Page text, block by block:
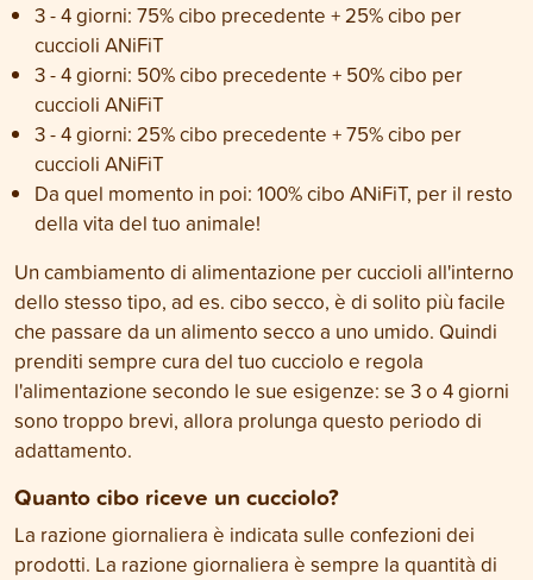
3 - 4 giorni: 75% cibo precedente + 25% cibo per
cuccioli ANiFiT
3 - 4 giorni: 50% cibo precedente + 50% cibo per
cuccioli ANiFiT
3 - 4 giorni: 25% cibo precedente + 75% cibo per
cuccioli ANiFiT
Da quel momento in poi: 100% cibo ANiFiT, per il resto
della vita del tuo animale!
Un cambiamento di alimentazione per cuccioli all'interno
dello stesso tipo, ad es. cibo secco, è di solito più facile
che passare da un alimento secco a uno umido. Quindi
prenditi sempre cura del tuo cucciolo e regola
l'alimentazione secondo le sue esigenze: se 3 o 4 giorni
sono troppo brevi, allora prolunga questo periodo di
adattamento.
Quanto cibo riceve un cucciolo?
La razione giornaliera è indicata sulle confezioni dei
prodotti. La razione giornaliera è sempre la quantità di